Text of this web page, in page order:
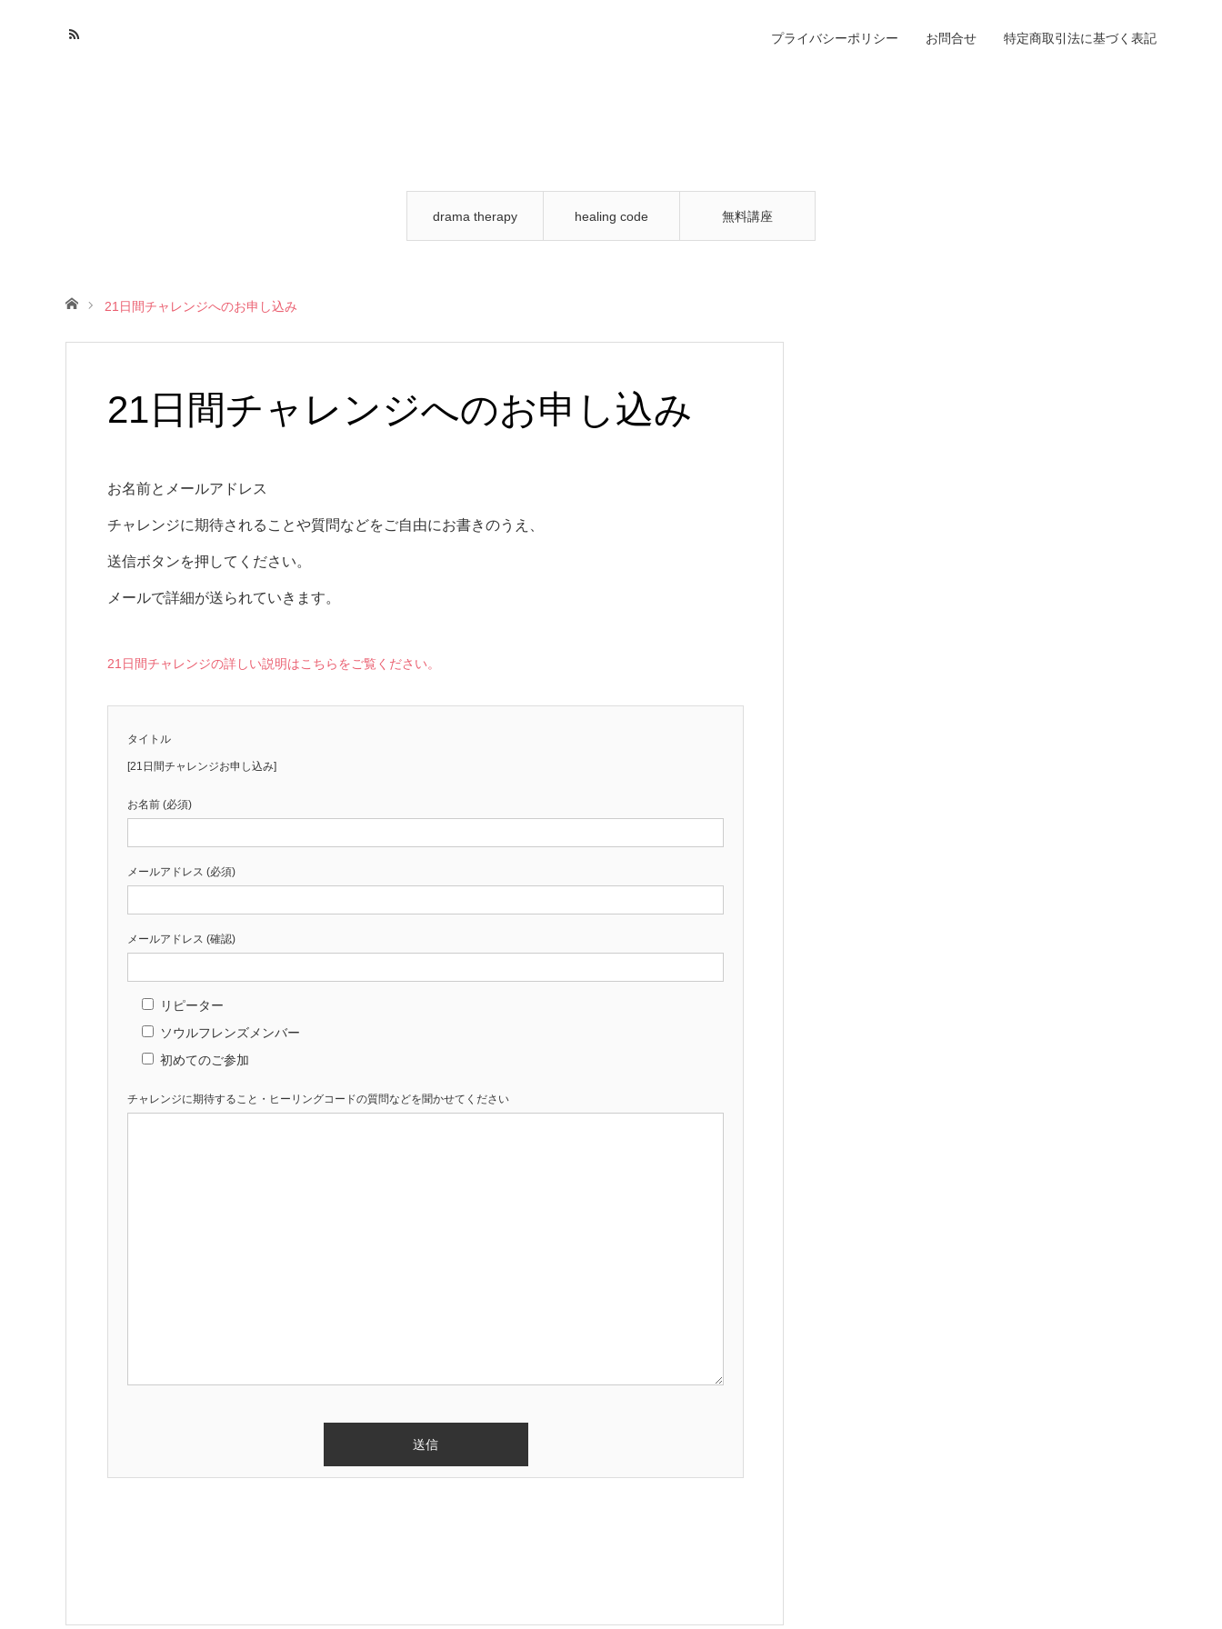
drama therapy healing code 無料講座
プライバシーポリシー お問合せ 特定商取引法に基づく表記
ホーム21日間チャレンジへのお申し込み
21日間チャレンジへのお申し込み
お名前とメールアドレス
チャレンジに期待されることや質問などをご自由にお書きのうえ、
送信ボタンを押してください。
メールで詳細が送られていきます。
21日間チャレンジの詳しい説明はこちらをご覧ください。
タイトル
[21日間チャレンジお申し込み]
お名前 (必須)
メールアドレス (必須)
メールアドレス (確認)
リピーター
ソウルフレンズメンバー
初めてのご参加
チャレンジに期待すること・ヒーリングコードの質問などを聞かせてください